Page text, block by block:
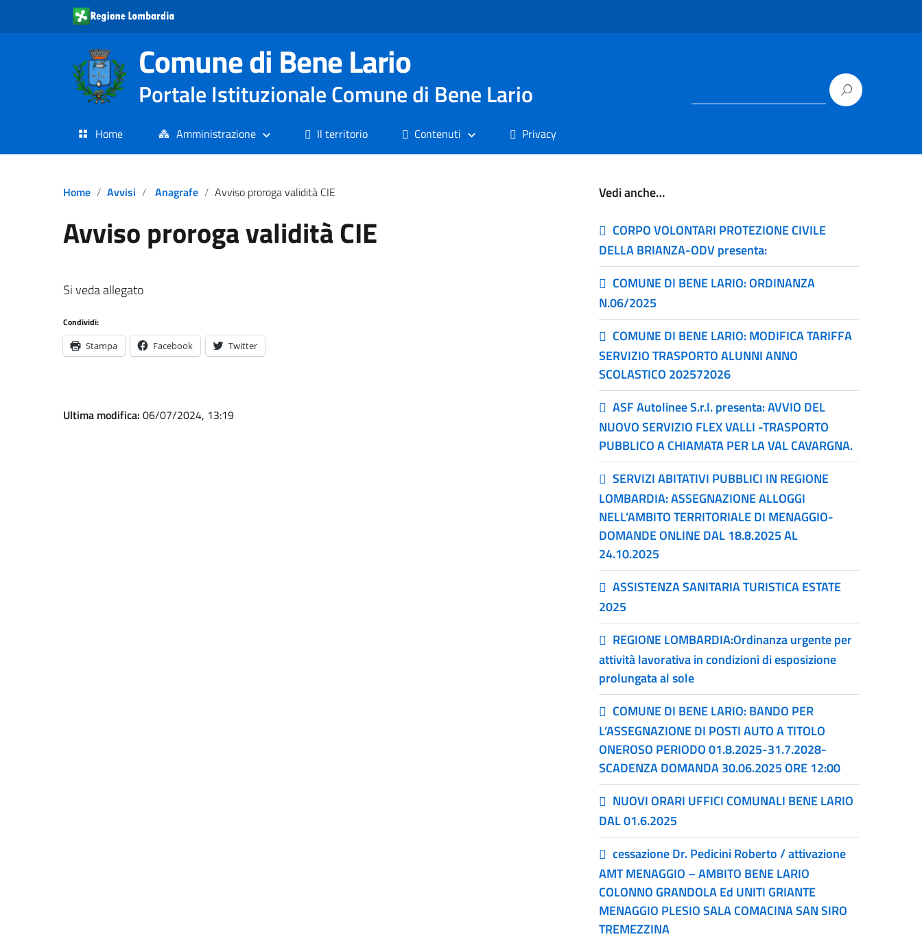
Comune di Bene Lario
Portale Istituzionale Comune di Bene Lario
Home Amministrazione Il territorio Contenuti Privacy
Home Avvisi Anagrafe Avviso proroga validità CIE
Avviso proroga validità CIE
Si veda allegato
Condividi:
Stampa Facebook Twitter
Ultima modifica: 06/07/2024, 13:19
Vedi anche…
CORPO VOLONTARI PROTEZIONE CIVILE
DELLA BRIANZA-ODV presenta:
COMUNE DI BENE LARIO: ORDINANZA
N.06/2025
COMUNE DI BENE LARIO: MODIFICA TARIFFA
SERVIZIO TRASPORTO ALUNNI ANNO
SCOLASTICO 202572026
ASF Autolinee S.r.l. presenta: AVVIO DEL
NUOVO SERVIZIO FLEX VALLI -TRASPORTO
PUBBLICO A CHIAMATA PER LA VAL CAVARGNA.
SERVIZI ABITATIVI PUBBLICI IN REGIONE
LOMBARDIA: ASSEGNAZIONE ALLOGGI
NELL’AMBITO TERRITORIALE DI MENAGGIO-
DOMANDE ONLINE DAL 18.8.2025 AL
24.10.2025
ASSISTENZA SANITARIA TURISTICA ESTATE
2025
REGIONE LOMBARDIA:Ordinanza urgente per
attività lavorativa in condizioni di esposizione
prolungata al sole
COMUNE DI BENE LARIO: BANDO PER
L’ASSEGNAZIONE DI POSTI AUTO A TITOLO
ONEROSO PERIODO 01.8.2025-31.7.2028-
SCADENZA DOMANDA 30.06.2025 ORE 12:00
NUOVI ORARI UFFICI COMUNALI BENE LARIO
DAL 01.6.2025
cessazione Dr. Pedicini Roberto / attivazione
AMT MENAGGIO – AMBITO BENE LARIO
COLONNO GRANDOLA Ed UNITI GRIANTE
MENAGGIO PLESIO SALA COMACINA SAN SIRO
TREMEZZINA